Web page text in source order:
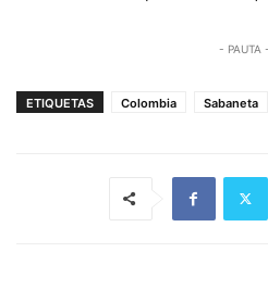
- PAUTA -
ETIQUETAS Colombia Sabaneta